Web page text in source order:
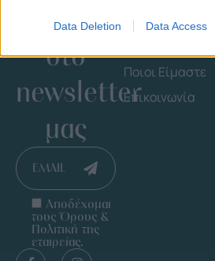
Data Deletion Data Access
Εγγράψου
στο
newsletter
μας
EMAIL
Αποδέχομαι
τους Όρους &
Πολιτική της
εταιρείας.
Εταιρεία
Ποιοι Είμαστε
Επικοινωνία